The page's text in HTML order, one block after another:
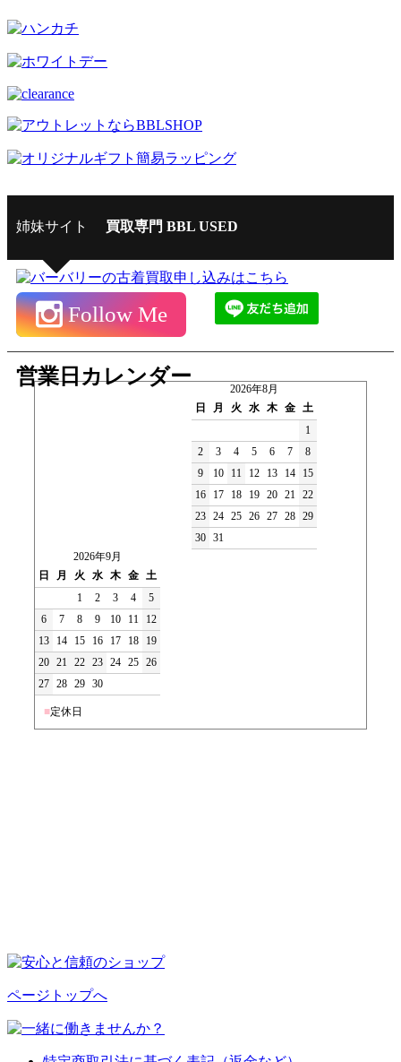
姉妹サイト 買取専門 BBL USED
Follow Me
営業日カレンダー
2026年8月
日
月 火 水 木 金 土
1
2
3 4 5 6 7
8
9
10 11 12 13 14
15
16
17 18 19 20 21 22
23 24 25 26 27 28 29
30 31
2026年9月
日
月 火 水 木 金 土
1
2 3 4
5
6
7 8 9 10 11
12
13
14 15 16 17 18
19
20 21 22 23 24 25 26
27 28 29 30
■定休日
ページトップへ